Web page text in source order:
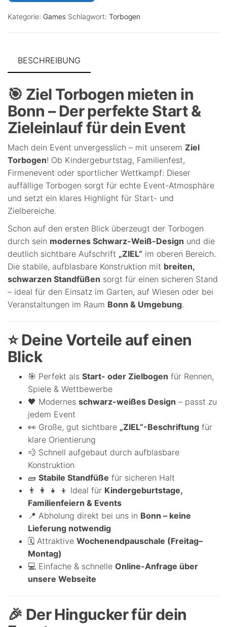
Kategorie: Games Schlagwort: Torbogen
BESCHREIBUNG
🎯 Ziel Torbogen mieten in
Bonn – Der perfekte Start &
Zieleinlauf für dein Event
Mach dein Event unvergesslich – mit unserem Ziel
Torbogen! Ob Kindergeburtstag, Familienfest,
Firmenevent oder sportlicher Wettkampf: Dieser
auffällige Torbogen sorgt für echte Event-Atmosphäre
und setzt ein klares Highlight für Start- und
Zielbereiche.
Schon auf den ersten Blick überzeugt der Torbogen
durch sein modernes Schwarz-Weiß-Design und die
deutlich sichtbare Aufschrift „ZIEL“ im oberen Bereich.
Die stabile, aufblasbare Konstruktion mit breiten,
schwarzen Standfüßen sorgt für einen sicheren Stand
– ideal für den Einsatz im Garten, auf Wiesen oder bei
Veranstaltungen im Raum Bonn & Umgebung.
⭐ Deine Vorteile auf einen
Blick
🎯 Perfekt als Start- oder Zielbogen für Rennen,
Spiele & Wettbewerbe
🖤 Modernes schwarz-weißes Design – passt zu
jedem Event
👀 Große, gut sichtbare „ZIEL“-Beschriftung für
klare Orientierung
💨 Schnell aufgebaut durch aufblasbare
Konstruktion
🧱 Stabile Standfüße für sicheren Halt
👨 👩 👧 👦 Ideal für Kindergeburtstage,
Familienfeiern & Events
📍 Abholung direkt bei uns in Bonn – keine
Lieferung notwendig
🗓️ Attraktive Wochenendpauschale (Freitag–
Montag)
💻 Einfache & schnelle Online-Anfrage über
unsere Webseite
🎉 Der Hingucker für dein